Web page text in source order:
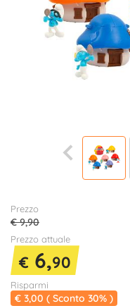
Prezzo
€ 9,90
Prezzo attuale
€ 6,90
Risparmi
€ 3,00 ( Sconto 30% )